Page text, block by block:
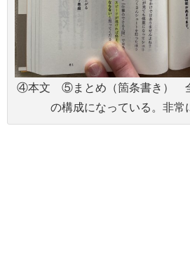
④本文 ⑤まとめ（箇条書き） 全
の構成になっている。非常